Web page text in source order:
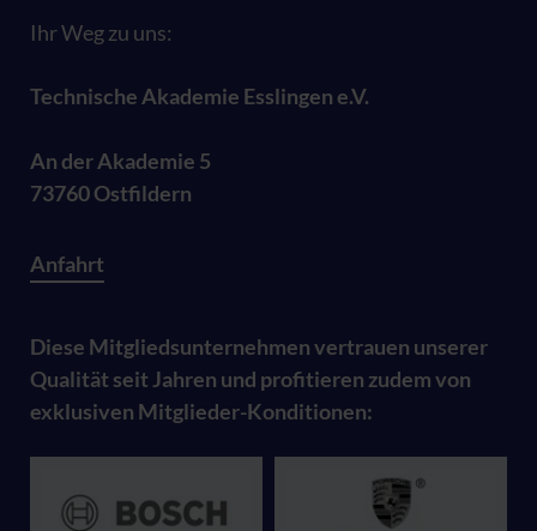
Ihr Weg zu uns:
Technische Akademie Esslingen e.V.
An der Akademie 5
73760 Ostfildern
Anfahrt
Diese Mitgliedsunternehmen vertrauen unserer
Qualität seit Jahren und profitieren zudem von
exklusiven Mitglieder-Konditionen: